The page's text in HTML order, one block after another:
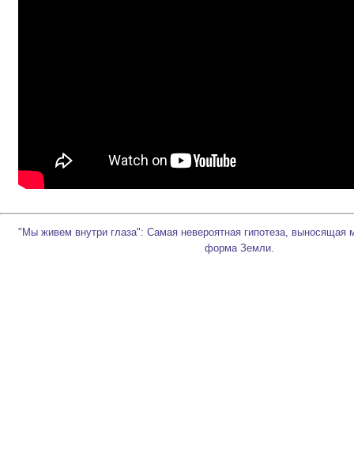
"Мы живем внутри глаза": Самая невероятная гипотеза, выносящая
форма Земли.